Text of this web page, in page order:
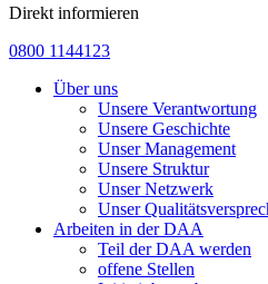
Direkt informieren
0800 1144123
Über uns
Unsere Verantwortung
Unsere Geschichte
Unser Management
Unsere Struktur
Unser Netzwerk
Unser
Arbeiten in der DAA
Teil der DAA werden
offene Stellen